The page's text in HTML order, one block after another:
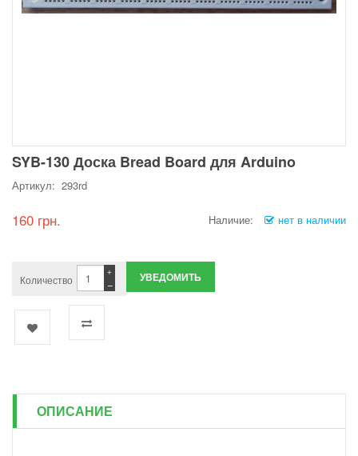
SYB-130 Доска Bread Board для Arduino
Артикул: 293rd
160 грн. Наличие: нет в наличии
Количество −
+ УВЕДОМИТЬ
ОПИСАНИЕ